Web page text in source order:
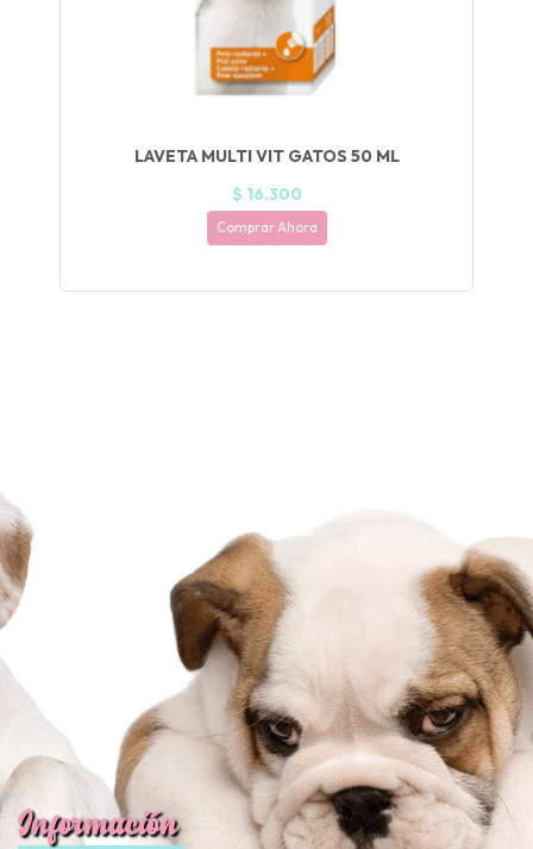
LAVETA MULTI VIT GATOS 50 ML
$ 16.300
Comprar Ahora
Información